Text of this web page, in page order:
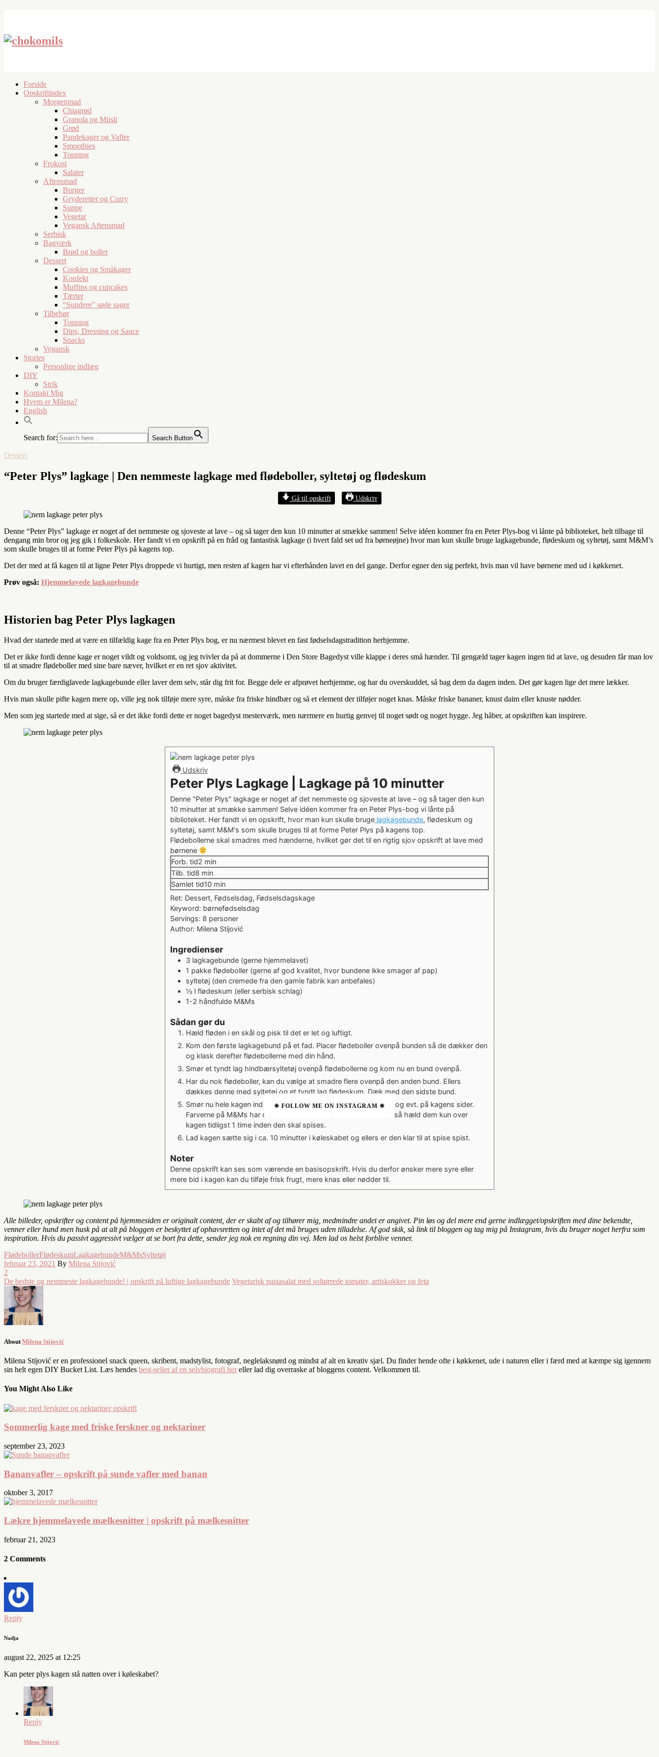
Forside
Opskriftindex
Morgenmad
Chiagrød
Granola og Müsli
Grød
Pandekager og Vafler
Smoothies
Topping
Frokost
Salater
Aftensmad
Burger
Gryderetter og Curry
Suppe
Vegetar
Vegansk Aftensmad
Serbisk
Bagværk
Brød og boller
Dessert
Cookies og Småkager
Konfekt
Muffins og cupcakes
Tærter
“Sundere” søde sager
Tilbehør
Topping
Dips, Dressing og Sauce
Snacks
Vegansk
Stories
Personlige indlæg
DIY
Strik
Kontakt Mig
Hvem er Milena?
English
Search for: Search Button
Dessert
“Peter Plys” lagkage | Den nemmeste lagkage med flødeboller, syltetøj og flødeskum
Gå til opskrift Udskriv
Denne “Peter Plys” lagkage er noget af det nemmeste og sjoveste at lave – og så tager den kun 10 minutter at smække sammen! Selve idéen kommer fra en Peter Plys-bog vi lånte på biblioteket, helt tilbage til
dengang min bror og jeg gik i folkeskole. Her fandt vi en opskrift på en fråd og fantastisk lagkage (i hvert fald set ud fra børneøjne) hvor man kun skulle bruge lagkagebunde, flødeskum og syltetøj, samt M&M’s
som skulle bruges til at forme Peter Plys på kagens top.
Det der med at få kagen til at ligne Peter Plys droppede vi hurtigt, men resten af kagen har vi efterhånden lavet en del gange. Derfor egner den sig perfekt, hvis man vil have børnene med ud i køkkenet.
Prøv også: Hjemmelavede lagkagebunde
Historien bag Peter Plys lagkagen
Hvad der startede med at være en tilfældig kage fra en Peter Plys bog, er nu nærmest blevet en fast fødselsdagstradition herhjemme.
Det er ikke fordi denne kage er noget vildt og voldsomt, og jeg tvivler da på at dommerne i Den Store Bagedyst ville klappe i deres små hænder. Til gengæld tager kagen ingen tid at lave, og desuden får man lov
til at smadre flødeboller med sine bare næver, hvilket er en ret sjov aktivitet.
Om du bruger færdiglavede lagkagebunde eller laver dem selv, står dig frit for. Begge dele er afprøvet herhjemme, og har du overskuddet, så bag dem da dagen inden. Det gør kagen lige det mere lækker.
Hvis man skulle pifte kagen mere op, ville jeg nok tilføje mere syre, måske fra friske hindbær og så et element der tilføjer noget knas. Måske friske bananer, knust daim eller knuste nødder.
Men som jeg startede med at sige, så er det ikke fordi dette er noget bagedyst mesterværk, men nærmere en hurtig genvej til noget sødt og noget hygge. Jeg håber, at opskriften kan inspirere.
Udskriv
Peter Plys Lagkage | Lagkage på 10 minutter
Denne "Peter Plys" lagkage er noget af det nemmeste og sjoveste at lave – og så tager den kun
10 minutter at smække sammen! Selve idéen kommer fra en Peter Plys-bog vi lånte på
biblioteket. Her fandt vi en opskrift, hvor man kun skulle bruge lagkagebunde, flødeskum og
syltetøj, samt M&M's som skulle bruges til at forme Peter Plys på kagens top.
Flødebollerne skal smadres med hænderne, hvilket gør det til en rigtig sjov opskrift at lave med
børnene
Forb. tid2 minutter
min
Tilb. tid8 minutter
min
Samlet tid10 minutter
min
Ret: Dessert, Fødselsdag, Fødselsdagskage
Keyword: børnefødselsdag
Servings: 8 personer
Author: Milena Stijović
Ingredienser
3 lagkagebunde (gerne hjemmelavet)
1 pakke flødeboller (gerne af god kvalitet, hvor bundene ikke smager af pap)
syltetøj (den cremede fra den gamle fabrik kan anbefales)
½ l flødeskum (eller serbisk schlag)
1-2 håndfulde M&Ms
Sådan gør du
Hæld fløden i en skål og pisk til det er let og luftigt.
Kom den første lagkagebund på et fad. Placer flødeboller ovenpå bunden så de dækker den
og klask derefter flødebollerne med din hånd.
Smør et tyndt lag hindbærsyltetøj ovenpå flødebollerne og kom nu en bund ovenpå.
Har du nok flødeboller, kan du vælge at smadre flere ovenpå den anden bund. Ellers
dækkes denne med syltetøj og et tyndt lag flødeskum. Dæk med den sidste bund.
Smør nu hele kagen ind med flødeskum og kom M&Ms ovenpå og evt. på kagens sider.
Farverne på M&Ms har det med at smitte af på flødeskummen, så hæld dem kun over
kagen tidligst 1 time inden den skal spises.
Lad kagen sætte sig i ca. 10 minutter i køleskabet og ellers er den klar til at spise spist.
Noter
Denne opskrift kan ses som værende en basisopskrift. Hvis du derfor ønsker mere syre eller
mere bid i kagen kan du tilføje frisk frugt, mere knas eller nødder til.
Alle billeder, opskrifter og content på hjemmesiden er originalt content, der er skabt af og tilhører mig, medmindre andet er angivet. Pin løs og del mere end gerne indlægget/opskriften med dine bekendte,
venner eller hund men husk på at alt på bloggen er beskyttet af ophavsretten og intet af det må bruges uden tilladelse. Af god skik, så link til bloggen og tag mig på Instagram, hvis du bruger noget herfra som
inspiration. Hvis du passivt aggressivt vælger at se bort fra dette, sender jeg nok en regning din vej. Men lad os helst forblive venner.
FlødebollerFlødeskumLagkagebundeM&MsSyltetøj
februar 23, 2021 By Milena Stijović
2
De bedste og nemmeste lagkagebunde! | opskrift på luftige lagkagebunde Vegetarisk pastasalat med soltørrede tomater, artiskokker og feta
About Milena Stijović
Milena Stijović er en professionel snack queen, skribent, madstylist, fotograf, neglelaksnørd og mindst af alt en kreativ sjæl. Du finder hende ofte i køkkenet, ude i naturen eller i færd med at kæmpe sig igennem
sin helt egen DIY Bucket List. Læs hendes best-seller af en selvbiografi her eller lad dig overraske af bloggens content. Velkommen til.
You Might Also Like
Sommerlig kage med friske ferskner og nektariner
september 23, 2023
Bananvafler – opskrift på sunde vafler med banan
oktober 3, 2017
Lækre hjemmelavede mælkesnitter | opskrift på mælkesnitter
februar 21, 2023
2 Comments
Reply
Nadja
august 22, 2025 at 12:25
Kan peter plys kagen stå natten over i køleskabet?
Reply
Milena Stijović
❈ FOLLOW ME ON INSTAGRAM ❈